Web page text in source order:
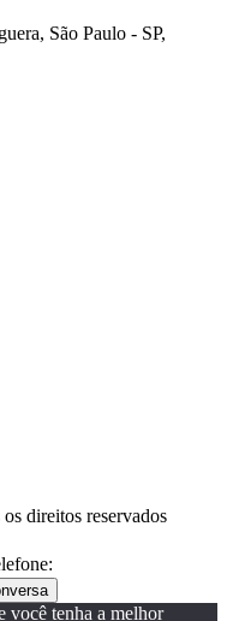
São Paulo - SP,
direitos reservados
você tenha a melhor